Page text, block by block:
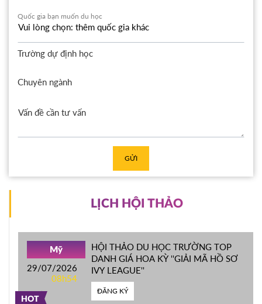
Quốc gia bạn muốn du học
Trường dự định học
Chuyên ngành
GỬI
LỊCH HỘI THẢO
HOT
Mỹ
29/07/2026
08h54
HỘI THẢO DU HỌC TRƯỜNG TOP
DANH GIÁ HOA KỲ ''GIẢI MÃ HỒ SƠ
IVY LEAGUE''
ĐĂNG KÝ